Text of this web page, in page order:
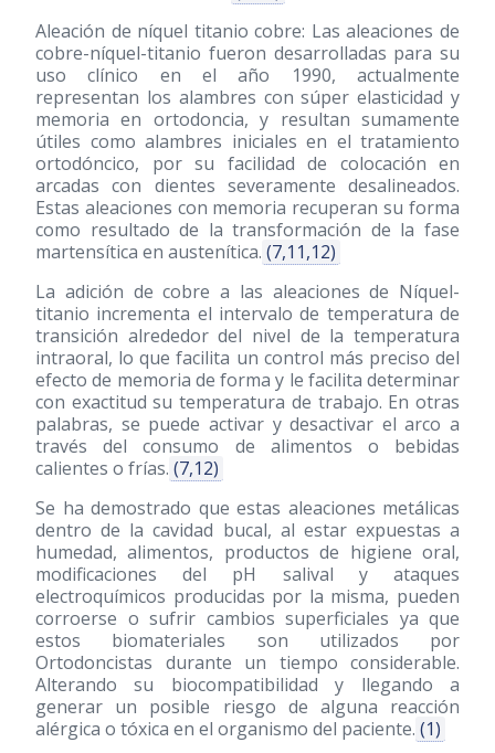
Aleación de níquel titanio cobre: Las aleaciones de
cobre-níquel-titanio fueron desarrolladas para su
uso clínico en el año 1990, actualmente
representan los alambres con súper elasticidad y
memoria en ortodoncia, y resultan sumamente
útiles como alambres iniciales en el tratamiento
ortodóncico, por su facilidad de colocación en
arcadas con dientes severamente desalineados.
Estas aleaciones con memoria recuperan su forma
como resultado de la transformación de la fase
martensítica en austenítica. (7,11,12)
La adición de cobre a las aleaciones de Níquel-
titanio incrementa el intervalo de temperatura de
transición alrededor del nivel de la temperatura
intraoral, lo que facilita un control más preciso del
efecto de memoria de forma y le facilita determinar
con exactitud su temperatura de trabajo. En otras
palabras, se puede activar y desactivar el arco a
través del consumo de alimentos o bebidas
calientes o frías. (7,12)
Se ha demostrado que estas aleaciones metálicas
dentro de la cavidad bucal, al estar expuestas a
humedad, alimentos, productos de higiene oral,
modificaciones del pH salival y ataques
electroquímicos producidas por la misma, pueden
corroerse o sufrir cambios superficiales ya que
estos biomateriales son utilizados por
Ortodoncistas durante un tiempo considerable.
Alterando su biocompatibilidad y llegando a
generar un posible riesgo de alguna reacción
alérgica o tóxica en el organismo del paciente. (1)